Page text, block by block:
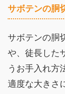
サボテンの胴
サボテンの胴
や、徒長した
うお手入れ方
適度な大きさ